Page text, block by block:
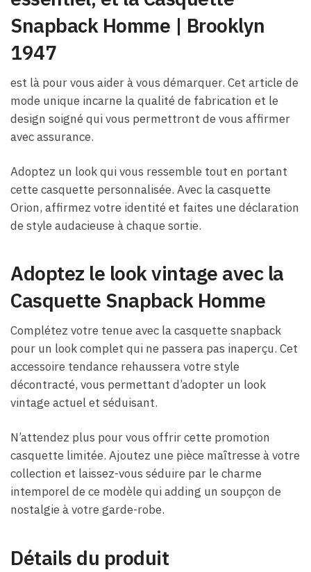
Snapback Homme​ | Brooklyn
1947
est là pour vous aider à vous démarquer. Cet article de
mode unique incarne la qualité de fabrication et le
design soigné qui vous permettront de vous affirmer
avec assurance.
Adoptez un look qui vous ressemble tout en portant
cette casquette personnalisée. Avec la casquette
Orion, affirmez votre identité et faites une déclaration
de style audacieuse à chaque sortie.
Adoptez le look vintage avec la
Casquette Snapback Homme
Complétez votre tenue avec la casquette snapback
pour un look complet qui ne passera pas inaperçu. Cet
accessoire tendance rehaussera votre style
décontracté, vous permettant d’adopter un look
vintage actuel et séduisant.
N’attendez plus pour vous offrir cette promotion
casquette limitée. Ajoutez une pièce maîtresse à votre
collection et laissez-vous séduire par le charme
intemporel de ce modèle qui adding un soupçon de
nostalgie à votre garde-robe.
Détails du produit